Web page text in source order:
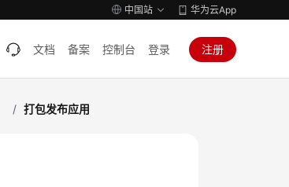
中国站 华为云App
文档 备案 控制台 登录 注册
/ 打包发布应用